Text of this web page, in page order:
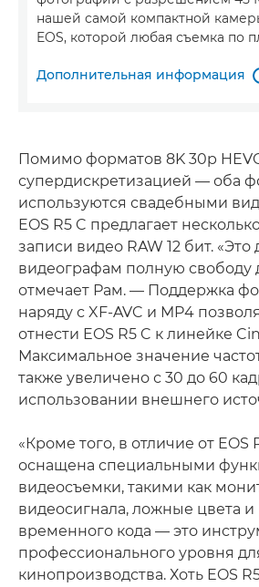
нашей самой компактной
EOS, которой любая съемка по
Дополнительная информация
Помимо форматов 8K 30p
супердискретизацией — оба
используются свадебными
EOS R5 C предлагает
записи видео RAW 12 бит. «Это
видеографам полную свободу
отмечает Рам. — Поддержка
наряду с XF-AVC и MP4
отнести EOS R5 C к линейке
Максимальное значение
также увеличено с 30 до 60
использовании внешнего
«Кроме того, в отличие от EOS
оснащена специальными
видеосъемки, такими как
видеосигнала, ложные цвета и
временного кода — это
профессионального уровня
кинопроизводства. Хоть EOS